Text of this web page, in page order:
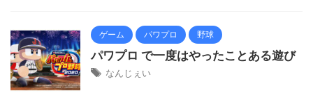
ゲーム パワプロ 野球
パワプロ で一度はやったことある遊び
なんじぇい